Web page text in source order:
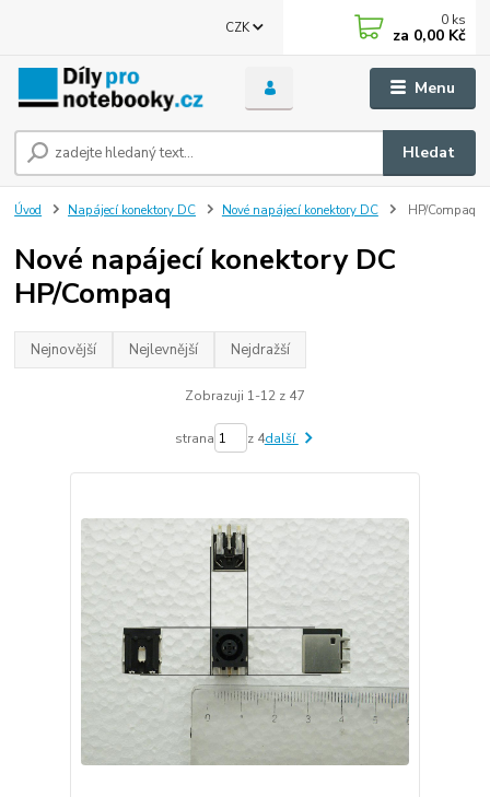
Menu
CZK
Hledat
0 ks
za 0,00 Kč
Úvod Napájecí konektory DC Nové napájecí konektory DC HP/Compaq
Nové napájecí konektory DC
HP/Compaq
Nejnovější Nejlevnější Nejdražší
Zobrazuji 1-12 z 47
strana z 4další